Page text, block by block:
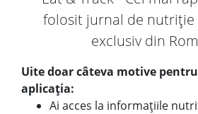
folosit jurnal de nutriție
exclusiv din
Uite doar câteva motive
aplicația:
Ai acces la informațiile